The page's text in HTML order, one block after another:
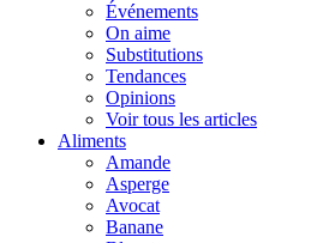
Événements
On aime
Substitutions
Tendances
Opinions
Voir tous les articles
Aliments
Amande
Asperge
Avocat
Banane